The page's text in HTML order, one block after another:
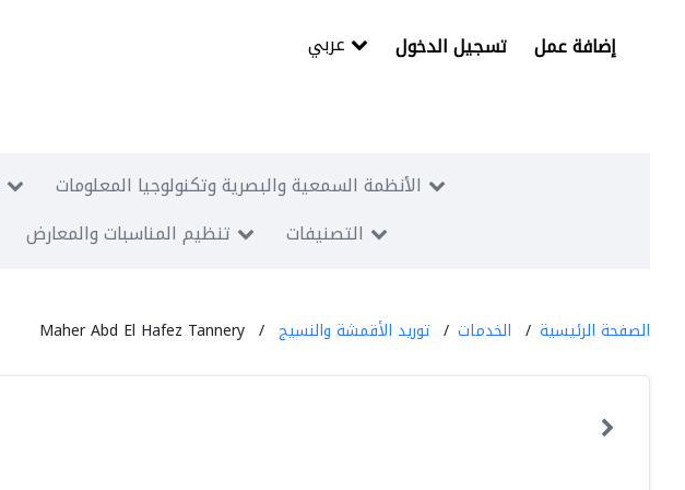
تسجيل الدخول إضافة عمل
الأنظمة السمعية والبصرية وتكنولوجيا المعلومات
تنظيم المناسبات والمعارض التصنيفات
الصفحة الرئيسية الخدمات توريد الأقمشة والنسيج Maher Abd El Hafez Tannery